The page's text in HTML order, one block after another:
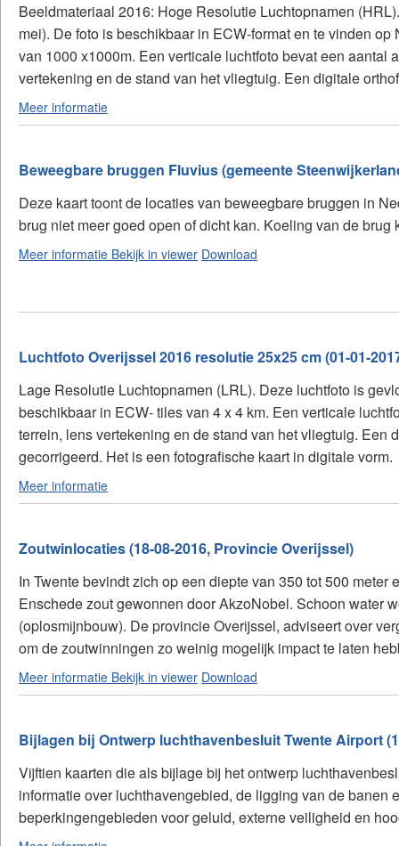
Beeldmateriaal 2016: Hoge Resolutie Luchtopnamen
mei). De foto is beschikbaar in ECW-format en te vinden
van 1000 x1000m. Een verticale luchtfoto bevat een
vertekening en de stand van het vliegtuig. Een digitale
Meer informatie
Beweegbare bruggen Fluvius (gemeente
Deze kaart toont de locaties van beweegbare bruggen in
brug niet meer goed open of dicht kan. Koeling van de
Meer informatie Bekijk in viewer Download
Luchtfoto Overijssel 2016 resolutie 25x25 cm (01-01-
Lage Resolutie Luchtopnamen (LRL). Deze luchtfoto is
beschikbaar in ECW- tiles van 4 x 4 km. Een verticale
terrein, lens vertekening en de stand van het vliegtuig.
gecorrigeerd. Het is een fotografische kaart in digitale vorm.
Meer informatie
Zoutwinlocaties (18-08-2016, Provincie Overijssel)
In Twente bevindt zich op een diepte van 350 tot 500
Enschede zout gewonnen door AkzoNobel. Schoon water
(oplosmijnbouw). De provincie Overijssel, adviseert over
om de zoutwinningen zo weinig mogelijk impact te laten
Meer informatie Bekijk in viewer Download
Bijlagen bij Ontwerp luchthavenbesluit Twente Airport
Vijftien kaarten die als bijlage bij het ontwerp
informatie over luchthavengebied, de ligging van de
beperkingengebieden voor geluid, externe veiligheid en